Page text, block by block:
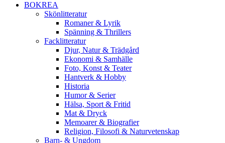
BOKREA
Skönlitteratur
Romaner & Lyrik
Spänning & Thrillers
Facklitteratur
Djur, Natur & Trädgård
Ekonomi & Samhälle
Foto, Konst & Teater
Hantverk & Hobby
Historia
Humor & Serier
Hälsa, Sport & Fritid
Mat & Dryck
Memoarer & Biografier
Religion, Filosofi & Naturvetenskap
Barn- & Ungdom